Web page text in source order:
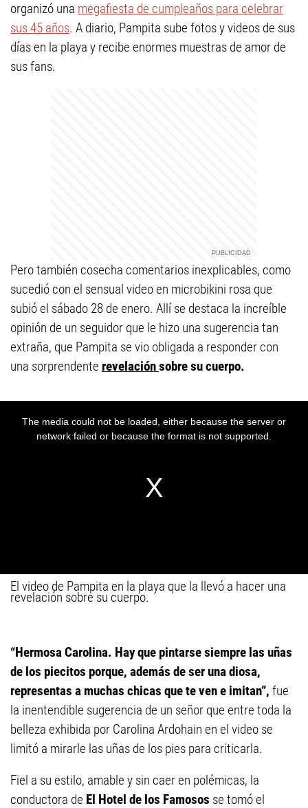
organizó una megafiesta de cumpleaños para celebrar
sus 45 años. A diario, Pampita sube fotos y videos de sus
días en la playa y recibe enormes muestras de amor de
sus fans.
Pero también cosecha comentarios inexplicables, como
sucedió con el sensual video en microbikini rosa que
subió el sábado 28 de enero. Allí se destaca la increíble
opinión de un seguidor que le hizo una sugerencia tan
extraña, que Pampita se vio obligada a responder con
una sorprendente revelaciónsobre su cuerpo.
El video de Pampita en la playa que la llevó a hacer una
revelación sobre su cuerpo.
“Hermosa Carolina. Hay que pintarse siempre las uñas
de los piecitos porque, además de ser una diosa,
representas a muchas chicas que te ven e imitan”, fue
la inentendible sugerencia de un señor que entre toda la
belleza exhibida por Carolina Ardohain en el video se
limitó a mirarle las uñas de los pies para criticarla.
Fiel a su estilo, amable y sin caer en polémicas, la
conductora de El Hotel de los Famosos se tomó el